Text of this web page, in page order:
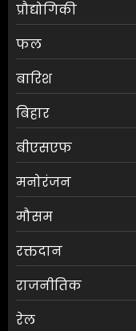
प्रौद्योगिकी
फल
बारिश
बिहार
बीएसएफ
मनोरंजन
मौसम
रक्तदान
राजनीतिक
रेल